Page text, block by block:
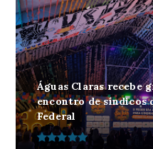
Águas Claras recebe
encontro de síndicos
Federal